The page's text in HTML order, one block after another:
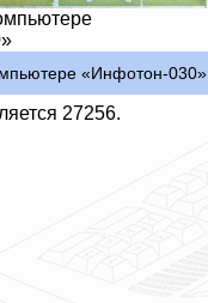
«Инфотон-030»
27256.